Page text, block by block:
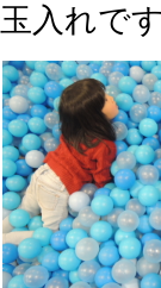
入れで